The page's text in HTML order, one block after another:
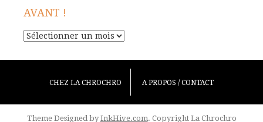
AVANT !
Avant
CHEZ LA CHROCHRO A PROPOS / CONTACT
Theme Designed byInkHive.com. Copyright La Chrochro